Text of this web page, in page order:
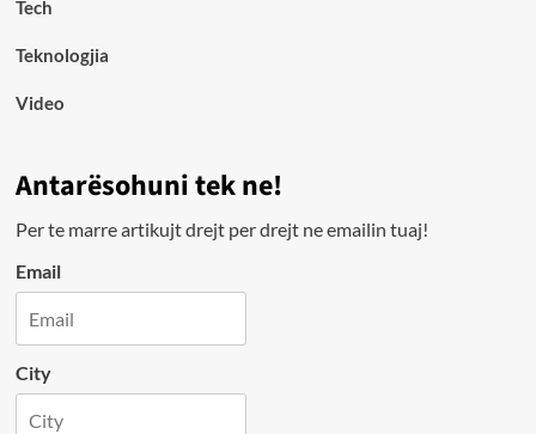
Tech
Teknologjia
Video
Antarësohuni tek ne!
Per te marre artikujt drejt per drejt ne emailin tuaj!
Email
City